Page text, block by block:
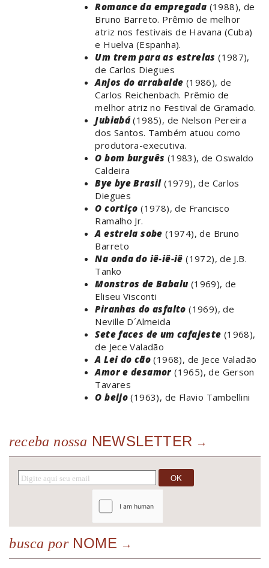
Romance da empregada (1988), de
Bruno Barreto. Prêmio de melhor
atriz nos festivais de Havana (Cuba)
e Huelva (Espanha).
Um trem para as estrelas (1987),
de Carlos Diegues
Anjos do arrabalde (1986), de
Carlos Reichenbach. Prêmio de
melhor atriz no Festival de Gramado.
Jubiabá(1985), de Nelson Pereira
dos Santos. Também atuou como
produtora-executiva.
O bom burguês (1983), de Oswaldo
Caldeira
Bye bye Brasil(1979), de Carlos
Diegues
O cortiço (1978), de Francisco
Ramalho Jr.
A estrela sobe (1974), de Bruno
Barreto
Na onda do iê-iê-iê (1972), de J.B.
Tanko
Monstros de Babalu (1969), de
Eliseu Visconti
Piranhas do asfalto (1969), de
Neville D´Almeida
Sete faces de um cafajeste (1968),
de Jece Valadão
A Lei do cão (1968), de Jece Valadão
Amor e desamor (1965), de Gerson
Tavares
O beijo (1963), de Flavio Tambellini
receba nossa NEWSLETTER
busca porNOME